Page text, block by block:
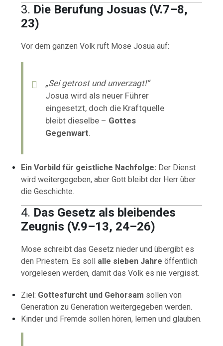
3. Die Berufung Josuas (V.7–8,
23)
Vor dem ganzen Volk ruft Mose Josua auf:
„Sei getrost und unverzagt!“
Josua wird als neuer Führer
eingesetzt, doch die Kraftquelle
bleibt dieselbe – Gottes
Gegenwart.
Ein Vorbild für geistliche Nachfolge: Der Dienst
wird weitergegeben, aber Gott bleibt der Herr über
die Geschichte.
4. Das Gesetz als bleibendes
Zeugnis (V.9–13, 24–26)
Mose schreibt das Gesetz nieder und übergibt es
den Priestern. Es soll alle sieben Jahre öffentlich
vorgelesen werden, damit das Volk es nie vergisst.
Ziel: Gottesfurcht und Gehorsam sollen von
Generation zu Generation weitergegeben werden.
Kinder und Fremde sollen hören, lernen und glauben.